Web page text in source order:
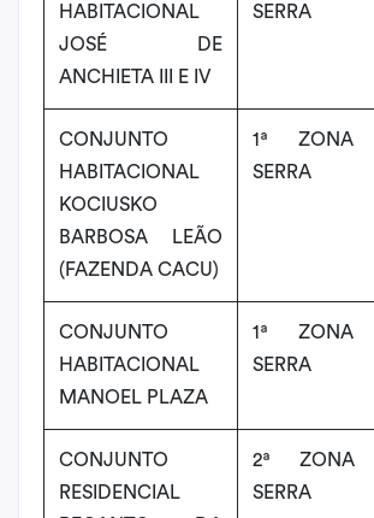
HABITACIONAL
JOSÉ DE
ANCHIETA III E IV
SERRA
CONJUNTO
HABITACIONAL
KOCIUSKO
BARBOSA LEÃO
(FAZENDA CACU)
1ª ZONA
SERRA
CONJUNTO
HABITACIONAL
MANOEL PLAZA
1ª ZONA
SERRA
CONJUNTO
RESIDENCIAL
2ª ZONA
SERRA